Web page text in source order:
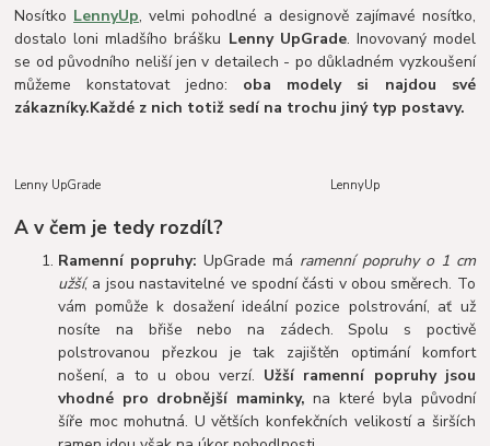
Nosítko LennyUp, velmi pohodlné a designově zajímavé nosítko,
dostalo loni mladšího brášku Lenny UpGrade. Inovovaný model
se od původního neliší jen v detailech - po důkladném vyzkoušení
můžeme konstatovat jedno: oba modely si najdou své
zákazníky.Každé z nich totiž sedí na trochu jiný typ postavy.
Lenny UpGrade LennyUp
A v čem je tedy rozdíl?
Ramenní popruhy: UpGrade má ramenní popruhy o 1 cm
užší, a jsou nastavitelné ve spodní části v obou směrech. To
vám pomůže k dosažení ideální pozice polstrování, ať už
nosíte na břiše nebo na zádech. Spolu s poctivě
polstrovanou přezkou je tak zajištěn optimání komfort
nošení, a to u obou verzí. Užší ramenní popruhy jsou
vhodné pro drobnější maminky, na které byla původní
šíře moc mohutná. U větších konfekčních velikostí a širších